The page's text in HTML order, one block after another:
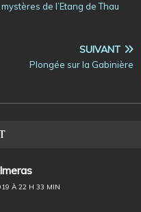
de l’Etang de Thau
SUIVANT
Plongée sur la Gabinière
À 22 H 33 MIN